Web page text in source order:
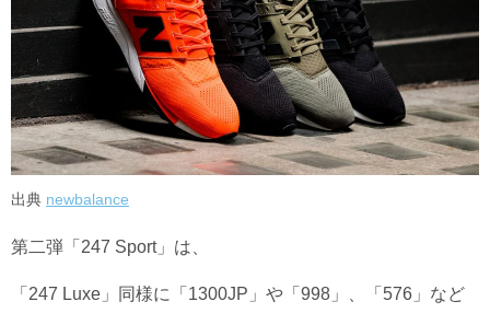
出典 newbalance
第二弾「247 Sport」は、
「247 Luxe」同様に「1300JP」や「998」、「576」など